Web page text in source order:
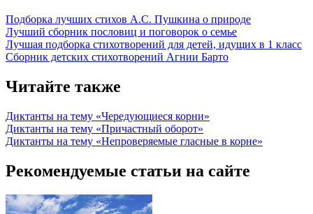
Подборка лучших стихов А.С. Пушкина о природе
Лучший сборник пословиц и поговорок о семье
Лучшая подборка стихотворений для детей, идущих в 1 класс
Сборник детских стихотворений Агнии Барто
Читайте также
Диктанты на тему «Чередующиеся корни»
Диктанты на тему «Причастный оборот»
Диктанты на тему «Непроверяемые гласные в корне»
Рекомендуемые статьи на сайте